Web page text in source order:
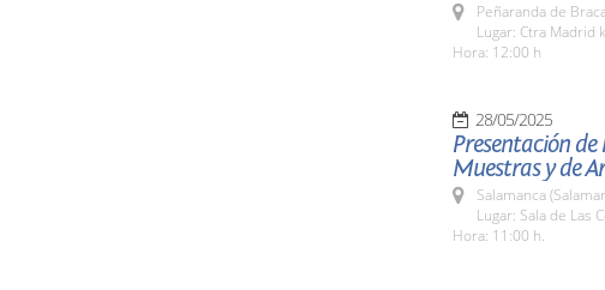
Peñaranda de
Lugar: Ctra Madrid
Hora: 12:00 h
28/05/2025
Presentación
Muestras y de
Salamanca
Lugar: Sala de Las
Hora: 11:00 h.